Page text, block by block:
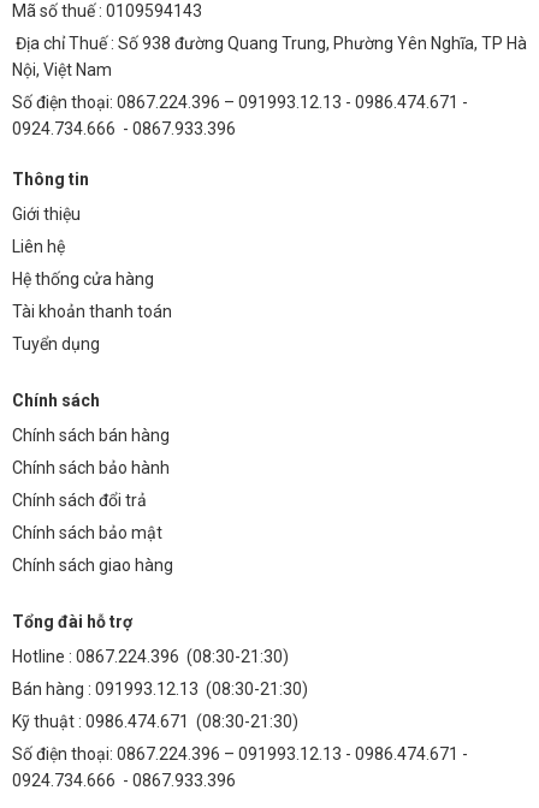
Mã số thuế : 0109594143
Địa chỉ Thuế : Số 938 đường Quang Trung, Phường Yên Nghĩa, TP Hà
Nội, Việt Nam
Số điện thoại: 0867.224.396 – 091993.12.13 - 0986.474.671 -
0924.734.666 - 0867.933.396
Thông tin
Giới thiệu
Liên hệ
Hệ thống cửa hàng
Tài khoản thanh toán
Tuyển dụng
Chính sách
Chính sách bán hàng
Chính sách bảo hành
Chính sách đổi trả
Chính sách bảo mật
Chính sách giao hàng
Tổng đài hỗ trợ
Hotline : 0867.224.396 (08:30-21:30)
Bán hàng : 091993.12.13 (08:30-21:30)
Kỹ thuật : 0986.474.671 (08:30-21:30)
Số điện thoại: 0867.224.396 – 091993.12.13 - 0986.474.671 -
0924.734.666 - 0867.933.396